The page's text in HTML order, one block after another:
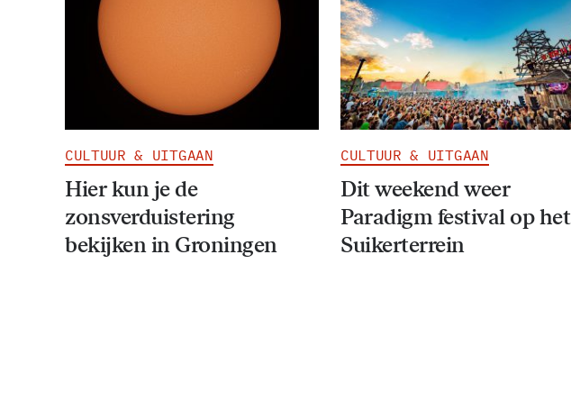
CULTUUR & UITGAAN
Hier kun je de
zonsverduistering
bekijken in Groningen
CULTUUR & UITGAAN
Dit weekend weer
Paradigm festival op het
Suikerterrein